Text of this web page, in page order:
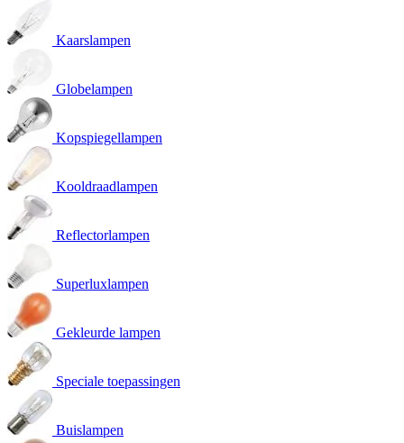
Kaarslampen
Globelampen
Kopspiegellampen
Kooldraadlampen
Reflectorlampen
Superluxlampen
Gekleurde lampen
Speciale toepassingen
Buislampen